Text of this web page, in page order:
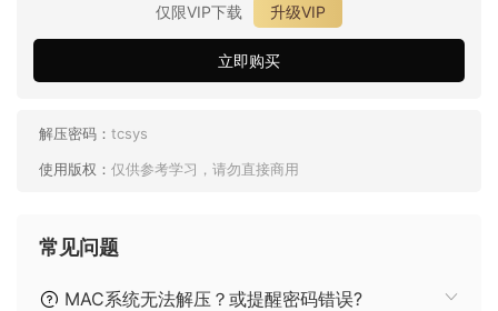
仅限VIP下载
升级VIP
立即购买
解压密码： tcsys
使用版权： 仅供参考学习，请勿直接商用
常见问题
MAC系统无法解压？或提醒密码错误?